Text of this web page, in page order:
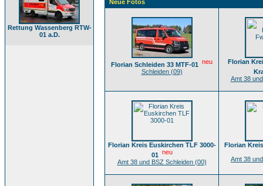
Rettung Wassenberg RTW-
01 a.D.
Neue Fotos
Florian Schleiden 33 MTF-01 neu
Schleiden (09)
Florian
Amt 38
Florian Kreis Euskirchen TLF 3000-
01 neu
Amt 38 und BSZ Schleiden (00)
Florian
Amt 38